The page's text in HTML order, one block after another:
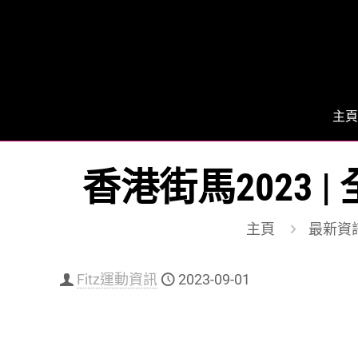
主頁
香港街馬2023 |
主頁 最新資
Fitz運動資訊 2023-09-01